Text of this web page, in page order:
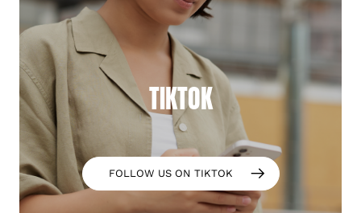
TIKTOK
FOLLOW US ON TIKTOK